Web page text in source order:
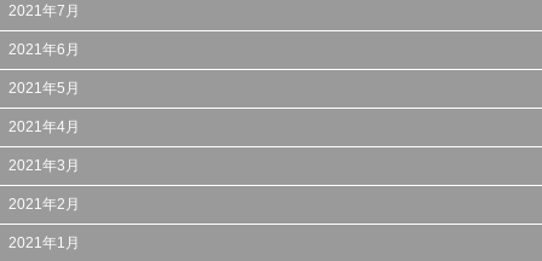
2021年7月
2021年6月
2021年5月
2021年4月
2021年3月
2021年2月
2021年1月